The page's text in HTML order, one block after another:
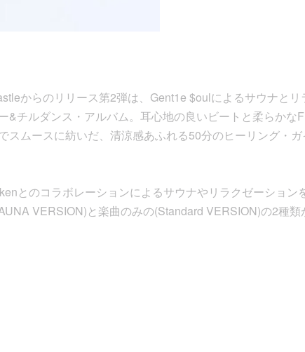
からのリリース第2弾は、Gent1e $oulによるサウナとリ
&チルダンス・アルバム。耳心地の良いビートと柔らかな
スムースに紡いだ、清涼感あふれる50分のヒーリング・
とのコラボレーションによるサウナやリラクゼーション
VERSION)と楽曲のみの(Standard VERSION)の2種類